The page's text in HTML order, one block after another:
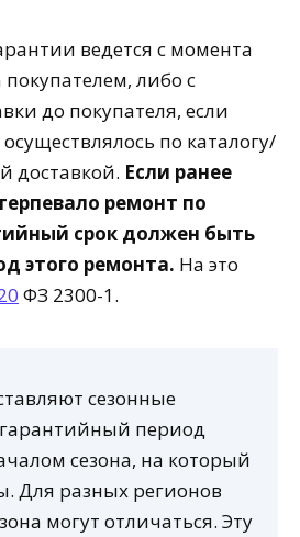
ведется с момента
либо с
до покупателя, если
по каталогу/
доставкой. Если ранее
ремонт по
срок должен быть
этого ремонта. На это
ФЗ 2300-1.
сезонные
период
сезона, на который
Для разных регионов
могут отличаться. Эту